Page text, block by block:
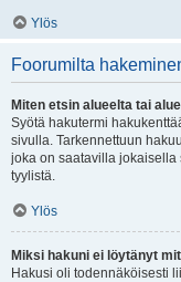
Ylös
Foorumilta
Miten etsin alueelta tai
Syötä hakutermi
sivulla. Tarkennettuun
joka on saatavilla jokaisella
tyylistä.
Ylös
Miksi hakuni ei löytänyt
Hakusi oli todennäköisesti